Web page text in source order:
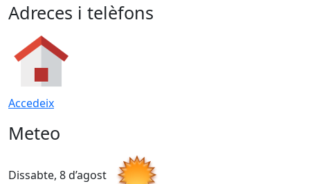
Adreces i telèfons
Accedeix
Meteo
Dissabte, 8 d’agost